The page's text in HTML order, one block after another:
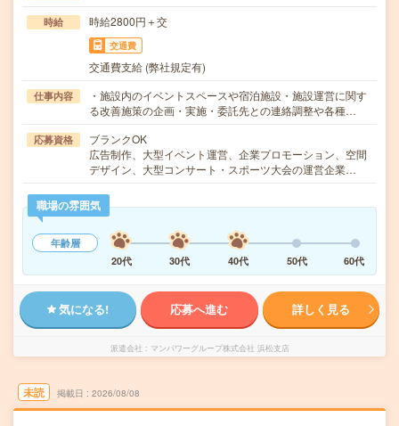
時給 時給2800円＋交
交通費
交通費支給 (弊社規定有)
仕事内容
・施設内のイベントスペースや宿泊施設・施設運営に関す
る改善施策の企画・実施・委託先との連絡調整や各種…
応募資格
ブランクOK
広告制作、大型イベント運営、企業プロモーション、空間
デザイン、大型コンサート・スポーツ大会の運営企業…
職場の雰囲気
年齢層
20代
30代 40代 50代 60代
気になる! 応募へ進む 詳しく見る
派遣会社 マンパワーグループ株式会社 浜松支店
未読 掲載日 2026/08/08